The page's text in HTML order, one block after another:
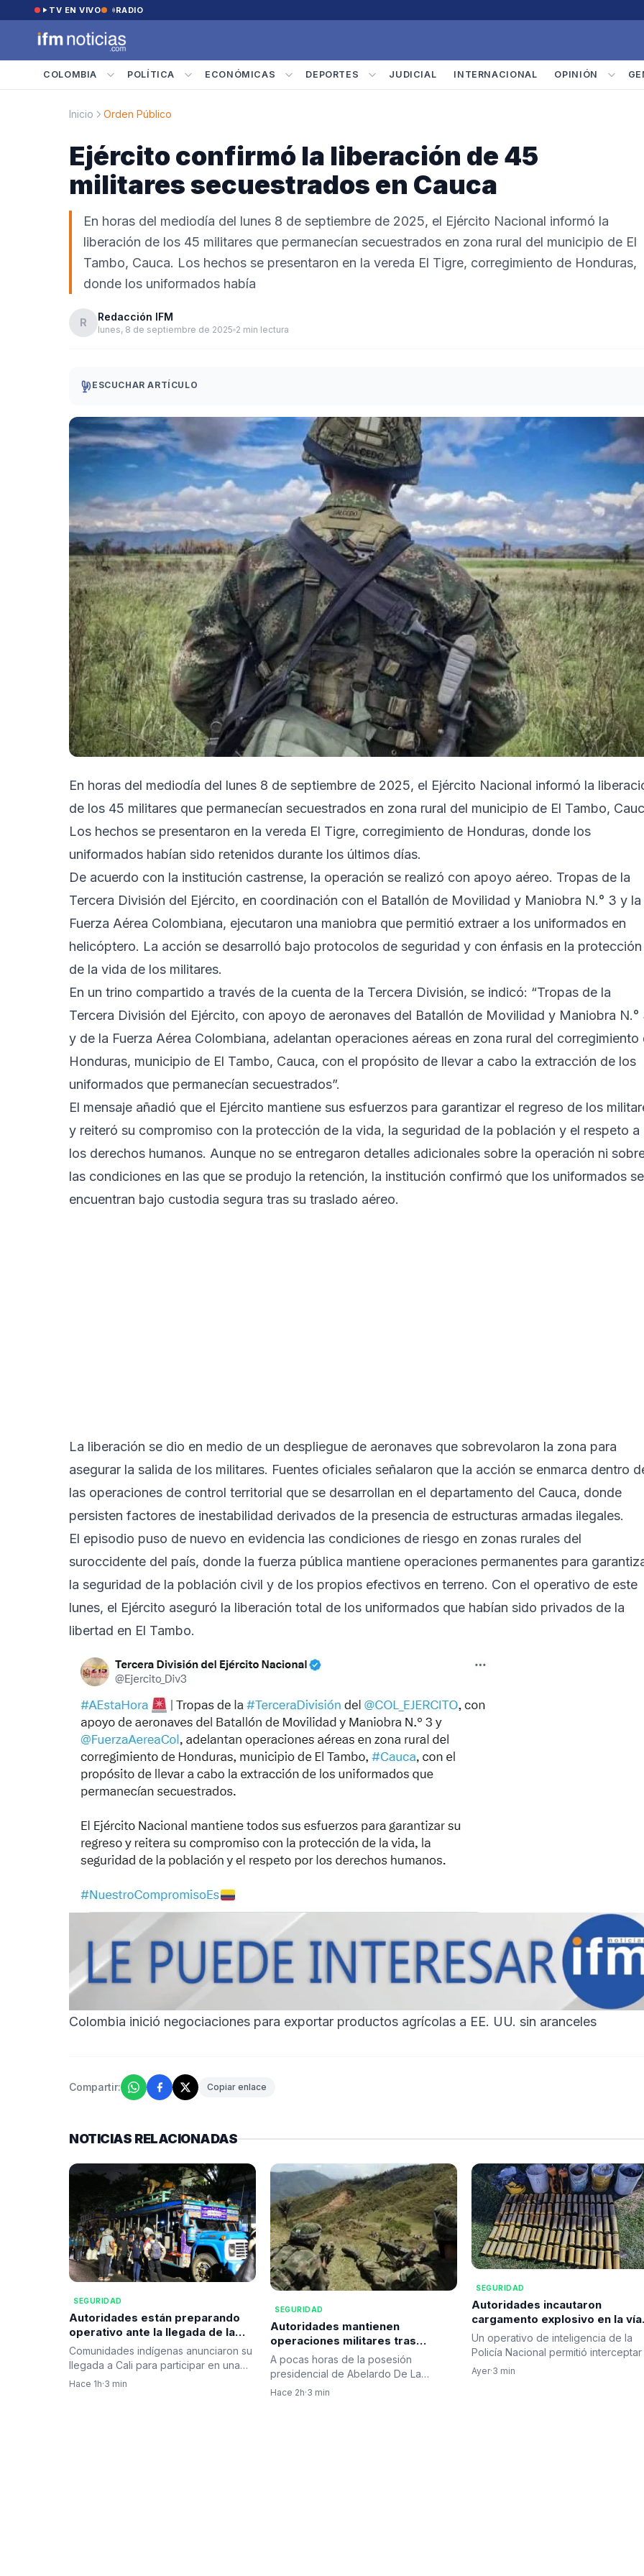
Saltar al contenido
TV EN VIVO RADIO
COLOMBIA POLÍTICA ECONÓMICAS DEPORTES JUDICIAL INTERNACIONAL OPINIÓN
Inicio Orden Público
Ejército confirmó la liberación de 45
militares secuestrados en Cauca
En horas del mediodía del lunes 8 de septiembre de 2025, el Ejército Nacional informó la
liberación de los 45 militares que permanecían secuestrados en zona rural del municipio de El
Tambo, Cauca. Los hechos se presentaron en la vereda El Tigre, corregimiento de Honduras,
donde los uniformados había
R Redacción IFM
lunes, 8 de septiembre de 2025 2 min lectura
ESCUCHAR ARTÍCULO
En horas del mediodía del lunes 8 de septiembre de 2025, el Ejército Nacional informó la
de los 45 militares que permanecían secuestrados en zona rural del municipio de El Tambo,
Los hechos se presentaron en la vereda El Tigre, corregimiento de Honduras, donde los
uniformados habían sido retenidos durante los últimos días.
De acuerdo con la institución castrense, la operación se realizó con apoyo aéreo. Tropas de la
Tercera División del Ejército, en coordinación con el Batallón de Movilidad y Maniobra N.° 3 y la
Fuerza Aérea Colombiana, ejecutaron una maniobra que permitió extraer a los uniformados en
helicóptero. La acción se desarrolló bajo protocolos de seguridad y con énfasis en la protección
de la vida de los militares.
En un trino compartido a través de la cuenta de la Tercera División, se indicó: “Tropas de la
Tercera División del Ejército, con apoyo de aeronaves del Batallón de Movilidad y Maniobra N.°
y de la Fuerza Aérea Colombiana, adelantan operaciones aéreas en zona rural del corregimiento
Honduras, municipio de El Tambo, Cauca, con el propósito de llevar a cabo la extracción de los
uniformados que permanecían secuestrados”.
El mensaje añadió que el Ejército mantiene sus esfuerzos para garantizar el regreso de los
y reiteró su compromiso con la protección de la vida, la seguridad de la población y el respeto a
los derechos humanos. Aunque no se entregaron detalles adicionales sobre la operación ni
las condiciones en las que se produjo la retención, la institución confirmó que los uniformados se
encuentran bajo custodia segura tras su traslado aéreo.
La liberación se dio en medio de un despliegue de aeronaves que sobrevolaron la zona para
asegurar la salida de los militares. Fuentes oficiales señalaron que la acción se enmarca dentro
las operaciones de control territorial que se desarrollan en el departamento del Cauca, donde
persisten factores de inestabilidad derivados de la presencia de estructuras armadas ilegales.
El episodio puso de nuevo en evidencia las condiciones de riesgo en zonas rurales del
suroccidente del país, donde la fuerza pública mantiene operaciones permanentes para
la seguridad de la población civil y de los propios efectivos en terreno. Con el operativo de este
lunes, el Ejército aseguró la liberación total de los uniformados que habían sido privados de la
libertad en El Tambo.
Colombia inició negociaciones para exportar productos agrícolas a EE. UU. sin aranceles
Compartir: Copiar enlace
NOTICIAS RELACIONADAS
SEGURIDAD
Autoridades están preparando
operativo ante la llegada de la
minga indígena a la capital del
Valle
Comunidades indígenas anunciaron su
llegada a Cali para participar en una
concentración convocada…
Hace 1h·3 min
SEGURIDAD
Autoridades mantienen
operaciones militares tras
combates con disidencias de
alias ‘Iván Mordisco’ en el Valle
A pocas horas de la posesión
presidencial de Abelardo De La
Espriella, enfrentamientos entre el…
Hace 2h·3 min
SEGURIDAD
Autoridades incautaron
cargamento explosivo en la vía
Panamericana durante
de inteligencia
Un operativo de inteligencia de la
Policía Nacional permitió interceptar
bus acondicionado para…
Ayer·3 min